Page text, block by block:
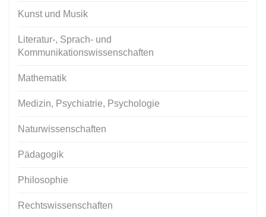
Kunst und Musik
Literatur-, Sprach- und
Kommunikationswissenschaften
Mathematik
Medizin, Psychiatrie, Psychologie
Naturwissenschaften
Pädagogik
Philosophie
Rechtswissenschaften